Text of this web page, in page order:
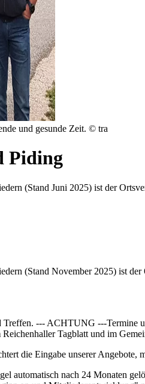
und gesunde Zeit. © tra
Piding
(Stand Juni 2025) ist der
(Stand November 2025) ist
--- ACHTUNG ---Termine
Tagblatt und im
die Eingabe unserer Angebote,
automatisch nach 24 Monaten